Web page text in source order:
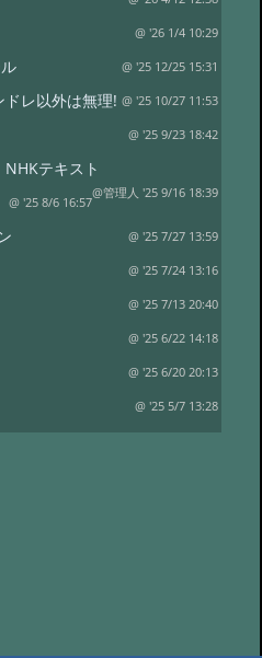
@ '26 1/4 10:29
@ '25 12/25 15:31
レ以外は無理! @ '25 10/27 11:53
@ '25 9/23 18:42
テキスト
@管理人 '25 9/16 18:39
@ '25 8/6 16:57
@ '25 7/27 13:59
@ '25 7/24 13:16
@ '25 7/13 20:40
@ '25 6/22 14:18
@ '25 6/20 20:13
@ '25 5/7 13:28